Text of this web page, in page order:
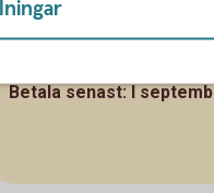
Fick du
Betala senast: I